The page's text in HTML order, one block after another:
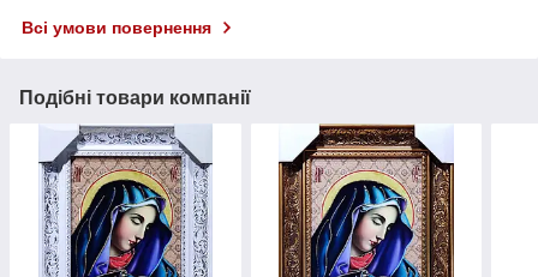
Всі умови повернення
Подібні товари компанії